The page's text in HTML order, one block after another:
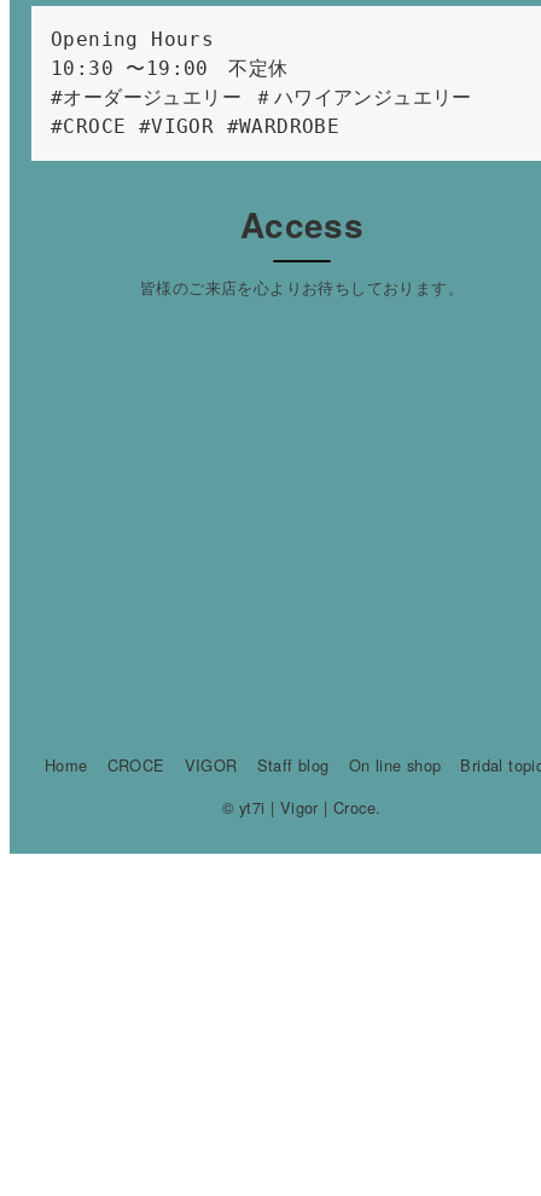
Opening Hours
10:30 〜19:00　不定休
#オーダージュエリー ＃ハワイアンジュエリー
#CROCE #VIGOR #WARDROBE
Access
皆様のご来店を心よりお待ちしております。
Home CROCE VIGOR Staff blog On line shop
Bridal
© yt7i | Vigor | Croce.